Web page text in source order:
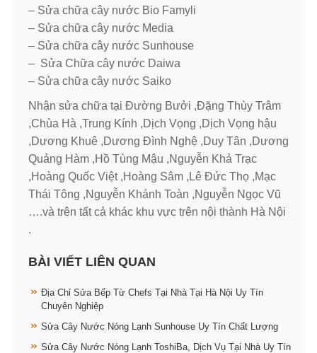
– Sửa chữa cây nước Bio Famyli
– Sửa chữa cây nước Media
– Sửa chữa cây nước Sunhouse
– Sửa Chữa cây nước Daiwa
– Sửa chữa cây nước Saiko
Nhận sửa chữa tại Đường Bưởi ,Đặng Thùy Trâm
,Chùa Hà ,Trung Kính ,Dịch Vọng ,Dịch Vọng hậu
,Dương Khuê ,Dương Đình Nghệ ,Duy Tân ,Dương
Quảng Hàm ,Hồ Tùng Mậu ,Nguyễn Khả Trạc
,Hoàng Quốc Việt ,Hoàng Sâm ,Lê Đức Thọ ,Mạc
Thái Tông ,Nguyễn Khánh Toàn ,Nguyễn Ngọc Vũ
….và trên tất cả khác khu vực trên nội thành Hà Nội
.
BÀI VIẾT LIÊN QUAN
Địa Chỉ Sửa Bếp Từ Chefs Tại Nhà Tại Hà Nội Uy Tín
Chuyên Nghiệp
Sửa Cây Nước Nóng Lạnh Sunhouse Uy Tín Chất Lượng
Sửa Cây Nước Nóng Lạnh ToshiBa, Dịch Vụ Tại Nhà Uy Tín